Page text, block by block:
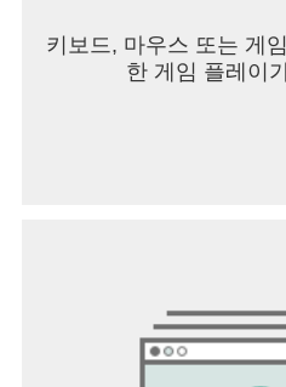
키보드, 마우스 또는 게
한 게임 플레이